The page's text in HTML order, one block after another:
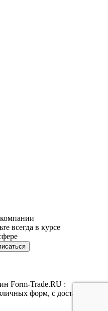
всегда в курсе
Form-Trade.RU :
форм, с доставкой по